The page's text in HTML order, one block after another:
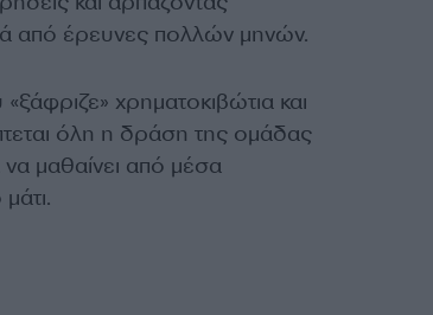
από έρευνες πολλών μηνών.
χρηματοκιβώτια και
όλη η δράση της ομάδας
μαθαίνει από μέσα